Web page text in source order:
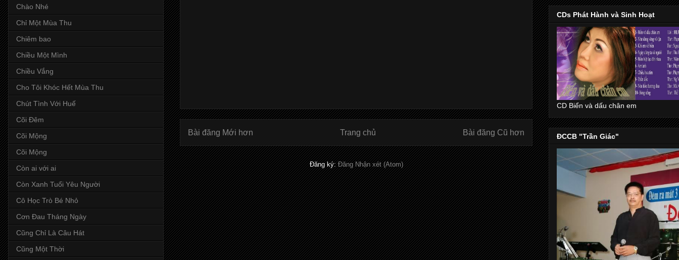
Bài đăng Mới hơn Bài đăng Cũ hơn
Trang chủ
Đăng ký:Đăng Nhận xét (Atom)
Chào Nhé
Chỉ Một Mùa Thu
Chiêm bao
Chiều Một Mình
Chiều Vắng
Cho Tôi Khóc Hết Mùa Thu
Chút Tình Với Huế
Cõi Đêm
Cõi Mộng
Cõi Mộng
Còn ai với ai
Còn Xanh Tuổi Yêu Người
Cô Học Trò Bé Nhỏ
Cơn Đau Tháng Ngày
Cũng Chỉ Là Câu Hát
Cũng Một Thời
CDs Phát Hành và Sinh Hoạt
CD Biển và dấu chân em
ĐCCB "Trần Giác"